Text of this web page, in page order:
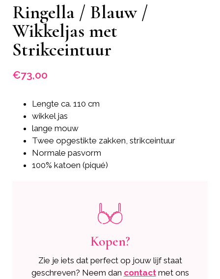
Ringella / Blauw /
Wikkeljas met
Strikceintuur
€73,00
Lengte ca. 110 cm
wikkel jas
lange mouw
Twee opgestikte zakken, strikceintuur
Normale pasvorm
100% katoen (piqué)
Kopen?
Zie je iets dat perfect op jouw lijf staat
geschreven? Neem dan contact met ons